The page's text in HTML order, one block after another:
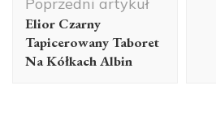
wpisu
Poprzedni artykuł
Elior Czarny
Tapicerowany Taboret
Na Kółkach Albin